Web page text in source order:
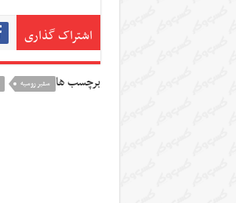
اشتراک گذاری
برچسب ها سفیر روسیه